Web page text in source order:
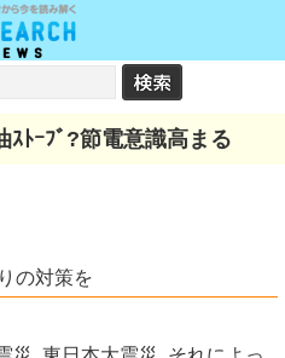
ｽﾄｰﾌﾞ?節電意識高まる
の対策を